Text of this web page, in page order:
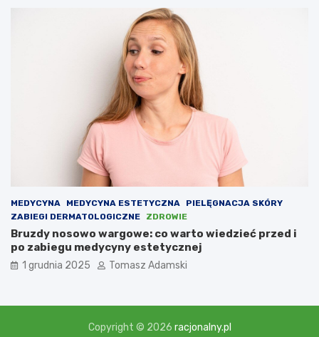
MEDYCYNA MEDYCYNA ESTETYCZNA
PIELĘGNACJA SKÓRY
ZABIEGI DERMATOLOGICZNE
ZDROWIE
Bruzdy nosowo wargowe: co warto wiedzieć przed i
po zabiegu medycyny estetycznej
1 grudnia 2025 Tomasz Adamski
Copyright © 2026 racjonalny.pl